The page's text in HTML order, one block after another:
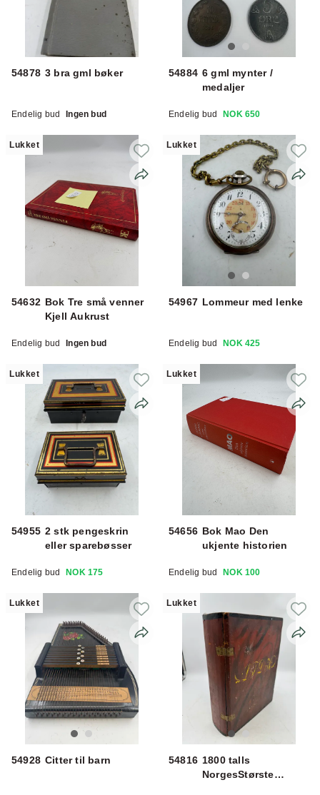
54878 3 bra gml bøker
Endelig bud Ingen bud
54884 6 gml mynter /
medaljer
Endelig bud NOK 650
Lukket
54632 Bok Tre små venner
Kjell Aukrust
Endelig bud Ingen bud
Lukket
54967 Lommeur med lenke
Endelig bud NOK 425
Lukket
54955 2 stk pengeskrin
eller sparebøsser
Endelig bud NOK 175
Lukket
54656 Bok Mao Den
ukjente historien
Endelig bud NOK 100
Lukket
54928 Citter til barn
Lukket
54816 1800 talls
NorgesStørste